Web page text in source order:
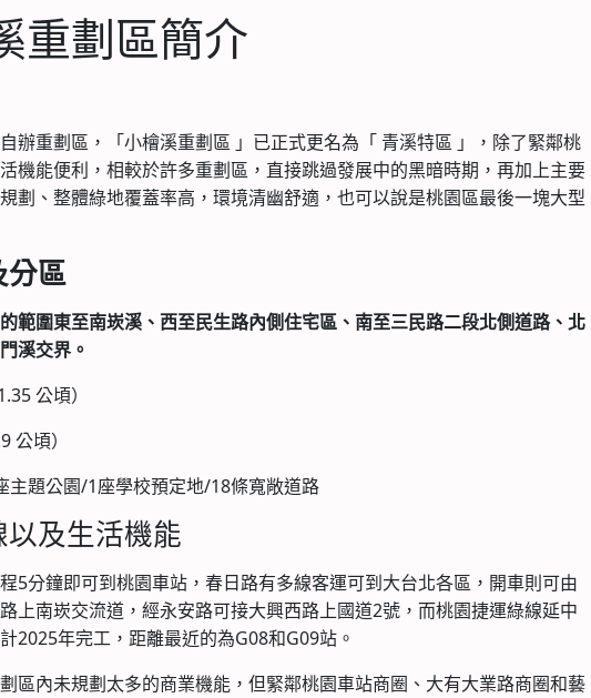
重劃區簡介
辦重劃區，「小檜溪重劃區 」已正式更名為「 青溪特區 」，除了緊鄰桃
機能便利，相較於許多重劃區，直接跳過發展中的黑暗時期，再加上主要
劃、整體綠地覆蓋率高，環境清幽舒適，也可以說是桃園區最後一塊大型
分區
範圍東至南崁溪、西至民生路內側住宅區、南至三民路二段北側道路、北
溪交界。
公頃）
公頃）
主題公園/1座學校預定地/18條寬敞道路
及生活機能
5分鐘即可到桃園車站，春日路有多線客運可到大台北各區，開車則可由
上南崁交流道，經永安路可接大興西路上國道2號，而桃園捷運綠線延中
2025年完工，距離最近的為G08和G09站。
區內未規劃太多的商業機能，但緊鄰桃園車站商圈、大有大業路商圈和藝